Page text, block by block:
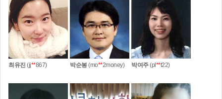
최유진 (jj**867) 박순봉(mo**2money) 박여주(pl**t22)